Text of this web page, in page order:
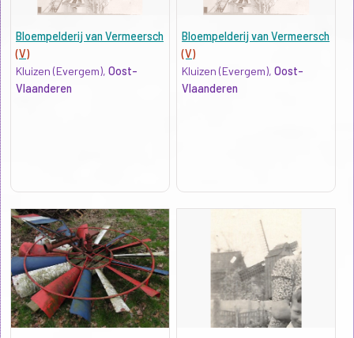
Bloempelderij van Vermeersch
(V)
Kluizen (Evergem), Oost-
Vlaanderen
Bloempelderij van Vermeersch
(V)
Kluizen (Evergem),Oost-
Vlaanderen